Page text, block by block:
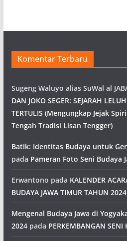
Komentar Terbaru
Sugeng Waluyo alias SuWal al
DAN JOKO SEGER: SEJARAH
TERTULIS (Mengungkap Jejak
Tengah Tradisi Lisan Tengger)
Batik: Identitas Budaya untuk
pada Pameran Foto Seni Budaya
Erwantono pada KALENDER
BUDAYA JAWA TIMUR TAHUN 2024
Mengenal Budaya Jawa di
2024pada PERKEMBANGAN SENI